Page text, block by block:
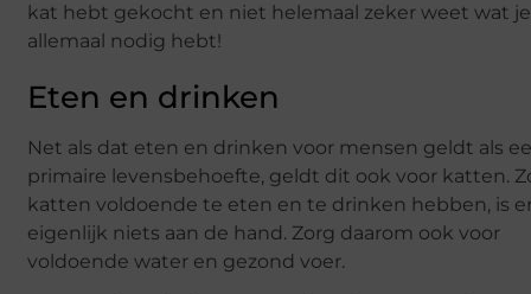
kat hebt gekocht en niet helemaal zeker weet wat je
allemaal nodig hebt!
Eten en drinken
Net als dat eten en drinken voor mensen geldt als
primaire levensbehoefte, geldt dit ook voor katten.
katten voldoende te eten en te drinken hebben, is
eigenlijk niets aan de hand. Zorg daarom ook voor
voldoende water en gezond voer.